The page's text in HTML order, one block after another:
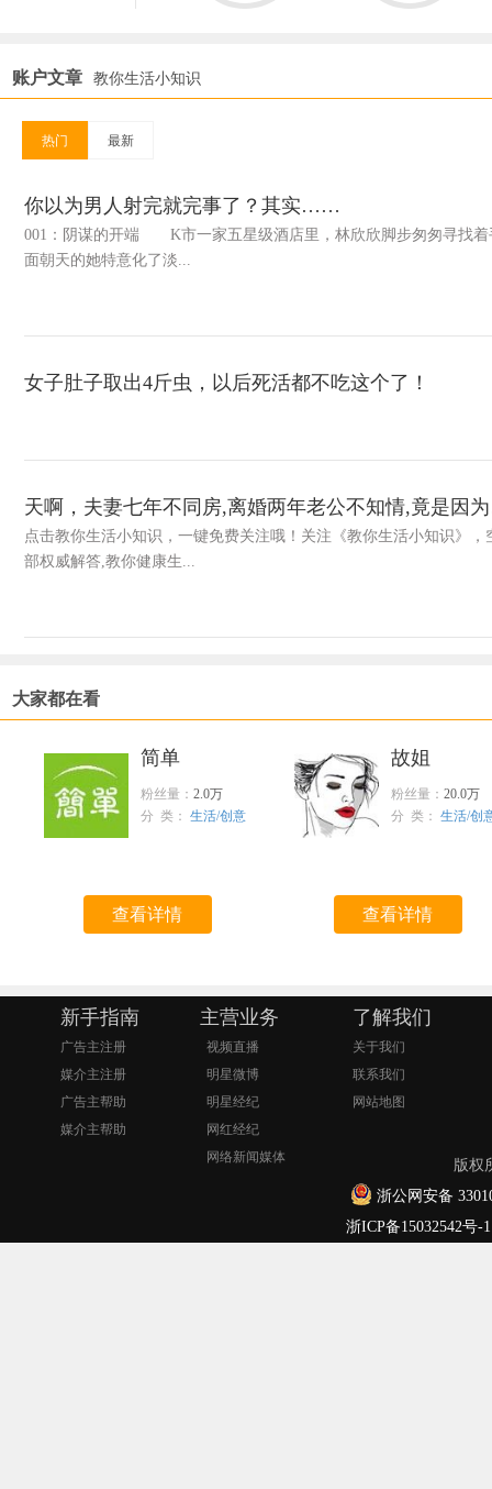
账户文章 教你生活小知识
热门 最新
你以为男人射完就完事了？其实……
001：阴谋的开端 K市一家五星级酒店里，林欣欣脚步匆匆寻找着
面朝天的她特意化了淡...
女子肚子取出4斤虫，以后死活都不吃这个了！
天啊，夫妻七年不同房,离婚两年老公不知情,竟是因
点击教你生活小知识，一键免费关注哦！关注《教你生活小知识》
部权威解答,教你健康生...
大家都在看
简单
粉丝量： 2.0万
分 类： 生活/创意
查看详情
故姐
粉丝量： 20.0万
分 类： 生活/创
查看详情
新手指南
广告主注册
媒介主注册
广告主帮助
媒介主帮助
主营业务
视频直播
明星微博
明星经纪
网红经纪
网络新闻媒体
了解我们
关于我们
联系我们
网站地图
版权
浙公网安备
浙ICP备15032542号-1